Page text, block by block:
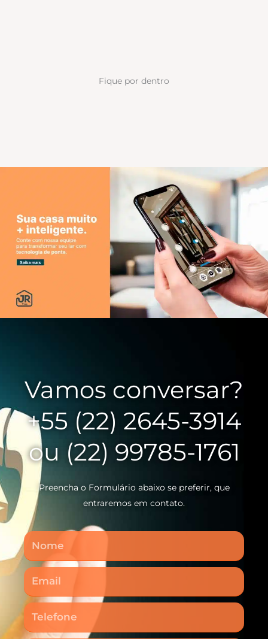
Fique por dentro
Vamos conversar?
+55 (22) 2645-3914
ou (22) 99785-1761
Preencha o Formulário abaixo se preferir, que
entraremos em contato.
Nome
Email
Telefone